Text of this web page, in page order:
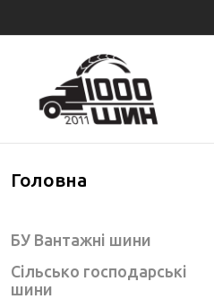
Головна
БУ Вантажні шини
Сільсько господарські
шини